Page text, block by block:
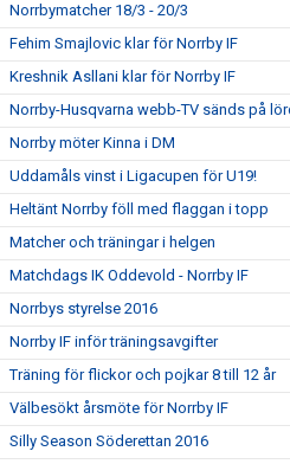
Norrbymatcher 18/3 - 20/3
Fehim Smajlovic klar för Norrby IF
Kreshnik Asllani klar för Norrby IF
Norrby-Husqvarna webb-TV sänds på
Norrby möter Kinna i DM
Uddamåls vinst i Ligacupen för U19!
Heltänt Norrby föll med flaggan i topp
Matcher och träningar i helgen
Matchdags IK Oddevold - Norrby IF
Norrbys styrelse 2016
Norrby IF inför träningsavgifter
Träning för flickor och pojkar 8 till 12 år
Välbesökt årsmöte för Norrby IF
Silly Season Söderettan 2016